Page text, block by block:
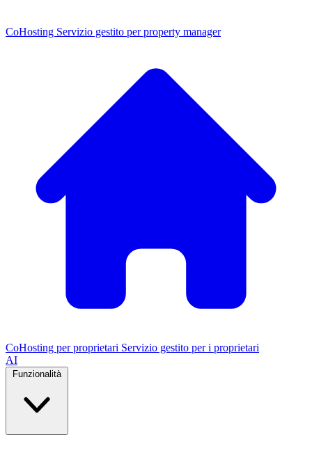
CoHosting Servizio gestito per property manager
CoHosting per proprietari Servizio gestito per i proprietari
AI
Funzionalità